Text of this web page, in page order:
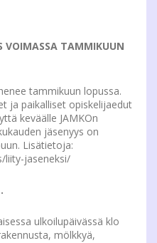
VOIMASSA TAMMIKUUN
tammikuun lopussa.
ja paikalliset opiskelijaedut
keväälle JAMKOn
jäsenyys on
Lisätietoja:
liity-jaseneksi/
ulkoilupäivässä klo
mölkkyä,